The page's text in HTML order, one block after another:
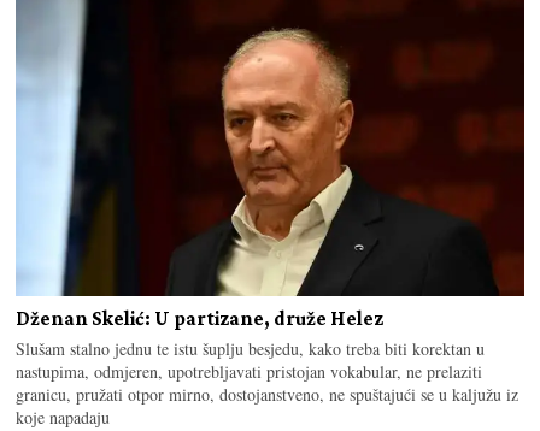
Dženan Skelić: U partizane, druže Helez
Slušam stalno jednu te istu šuplju besjedu, kako treba biti korektan u
nastupima, odmjeren, upotrebljavati pristojan vokabular, ne prelaziti
granicu, pružati otpor mirno, dostojanstveno, ne spuštajući se u kaljužu iz
koje napadaju